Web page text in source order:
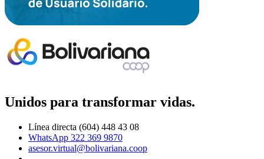
Unidos para transformar vidas.
Línea directa (604) 448 43 08
WhatsApp 322 369 9870
asesor.virtual@bolivariana.coop